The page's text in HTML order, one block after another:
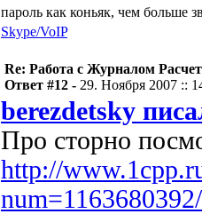
пароль как коньяк, чем больше
Skype/VoIP
Re: Работа с Журналом
Ответ #12 - 29. Ноября 2007 ::
berezdetsky
Про сторно
http://